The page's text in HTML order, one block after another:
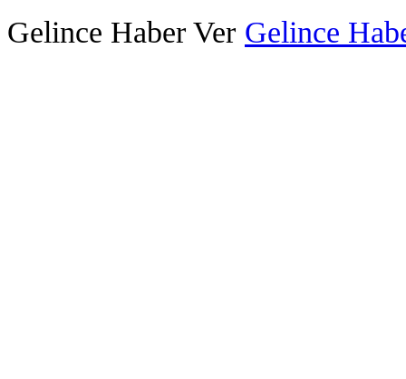
Gelince Haber Ver Gelince